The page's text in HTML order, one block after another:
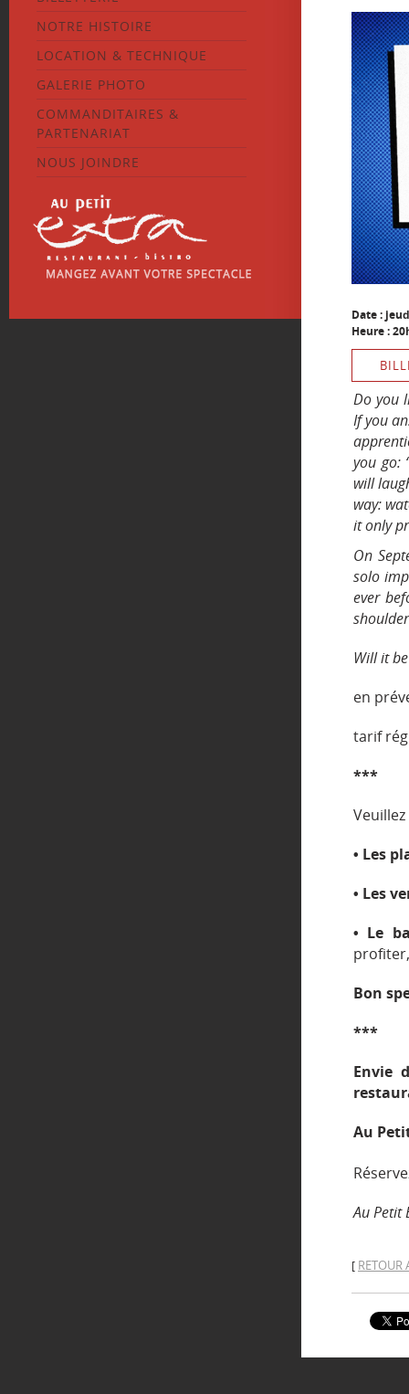
NOTRE HISTOIRE
LOCATION & TECHNIQUE
GALERIE PHOTO
COMMANDITAIRES &
PARTENARIAT
NOUS JOINDRE
Date :
Heure :
Do you
If you
you go:
will
way:
it only
On
solo
ever
Will it
en
tarif
***
• Les
• Les
• Le
Bon
***
Envie
Au
Au Petit
[ RETOUR